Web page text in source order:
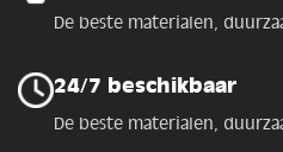
De beste materialen,
24/7 beschikbaar
De beste materialen,